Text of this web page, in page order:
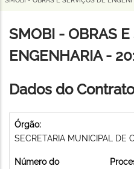
navegação
SMOBI - OBRAS E
ENGENHARIA -
Dados do Contrato
Órgão:
SECRETARIA MUNICIPAL DE
Número do